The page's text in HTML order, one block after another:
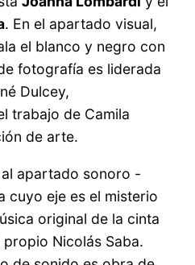
. En el apartado visual,
el blanco y negro con
fotografía es liderada
Dulcey,
trabajo de Camila
de arte.
apartado sonoro -
cuyo eje es el misterio
original de la cinta
Nicolás Saba.